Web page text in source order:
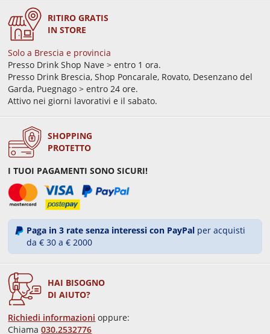
RITIRO GRATIS
IN STORE
Solo a Brescia e provincia
Presso Drink Shop Nave > entro 1 ora.
Presso Drink Brescia, Shop Poncarale, Rovato, Desenzano del
Garda, Puegnago > entro 24 ore.
Attivo nei giorni lavorativi e il sabato.
SHOPPING
PROTETTO
I TUOI PAGAMENTI SONO SICURI!
Paga in 3 rate senza interessi con PayPal per acquisti
da € 30 a € 2000
HAI BISOGNO
DI AIUTO?
Richiedi informazioni oppure:
Chiama030.2532776